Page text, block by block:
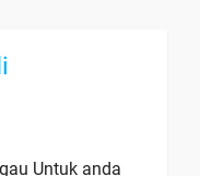
Untuk anda